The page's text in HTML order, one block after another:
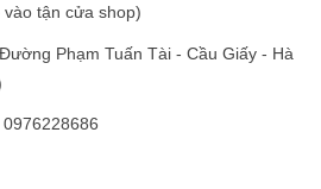
tận cửa shop)
Phạm Tuấn Tài - Cầu Giấy - Hà